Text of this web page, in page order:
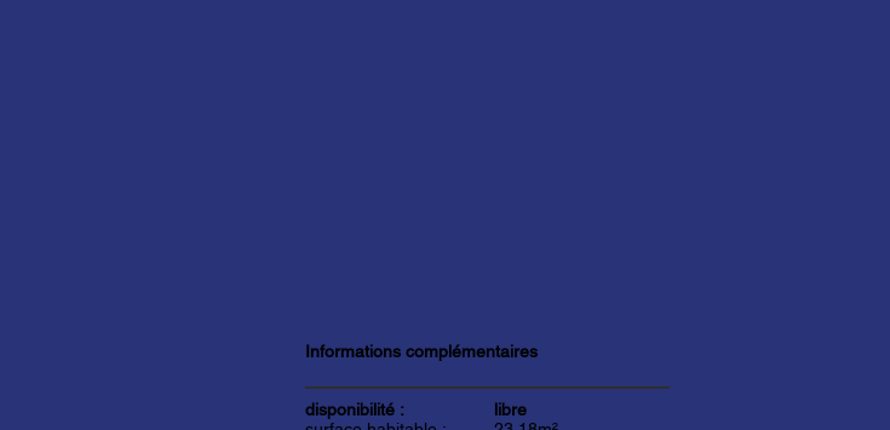
Informations complémentaires
disponibilité :
libre